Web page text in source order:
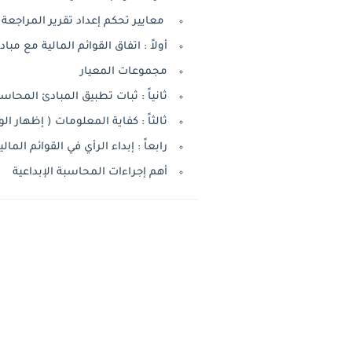
معايير تحكم إعداد تقرير المراجعة
أولاً : اتفاق القوائم المالية مع
مجموعات المعيار
ثانياً : ثبات تطبيق المبادئ
ثالثاً : كفاية المعلومات ( إظهار
رابعاً : إبداء الرأي في القوائم
أهم إجراءات المحاسبة الإبداعية